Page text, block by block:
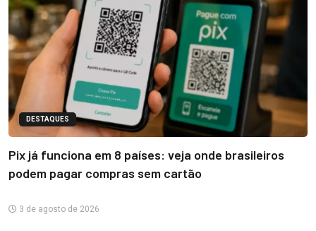
DESTAQUES
Pix já funciona em 8 países: veja onde brasileiros
podem pagar compras sem cartão
3 de agosto de 2026